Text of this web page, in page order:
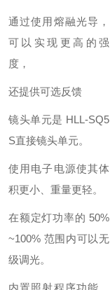
通过使用熔融光导，
可以实现更高的强
度，
还提供可选反馈
镜头单元是 HLL-SQ5
S直接镜头单元。
使用电子电源使其体
积更小、重量更轻。
在额定灯功率的 50%
~100% 范围内可以无
级调光。
内置照射程序功能，